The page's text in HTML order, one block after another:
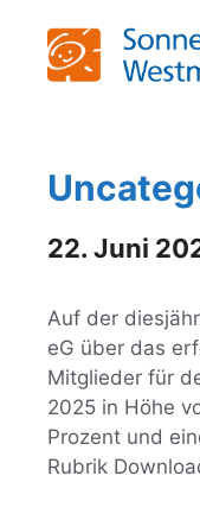
Inhalt
springen
22. Juni
Auf der
eG über das
Mitglieder für
2025 in Höhe
Prozent und
Rubrik